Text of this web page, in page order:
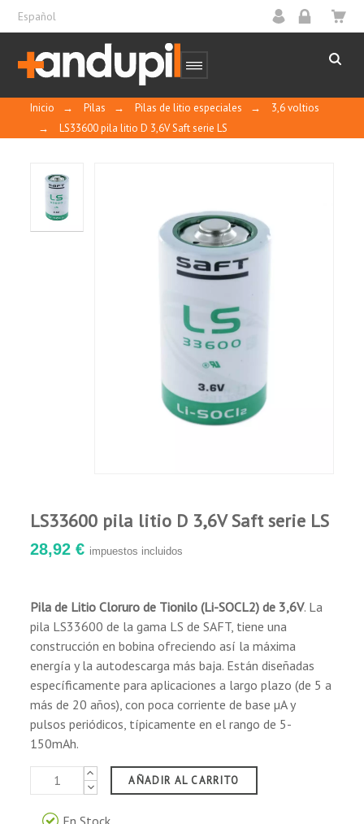
Español
Inicio → Pilas → Pilas de litio especiales →
3,6 voltios
→
LS33600 pila litio D 3,6V Saft serie LS
LS33600 pila litio D 3,6V Saft serie LS
28,92 € impuestos incluidos
Pila de Litio Cloruro de Tionilo (Li-SOCL2) de 3,6V. La
pila LS33600 de la gama LS de SAFT, tiene una
construcción en bobina ofreciendo así la máxima
energía y la autodescarga más baja. Están diseñadas
específicamente para aplicaciones a largo plazo (de 5 a
más de 20 años), con poca corriente de base µA y
pulsos periódicos, típicamente en el rango de 5-
150mAh.
AÑADIR AL CARRITO
En Stock
LS 33600 Datasheet